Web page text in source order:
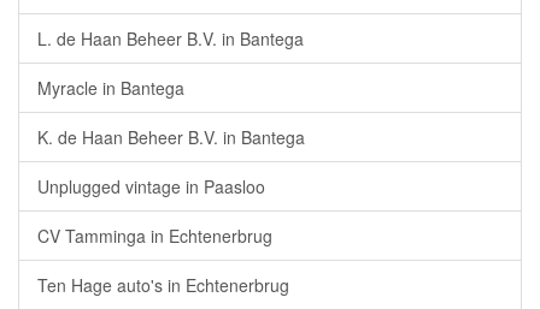
L. de Haan Beheer B.V. in Bantega
Myracle in Bantega
K. de Haan Beheer B.V. in Bantega
Unplugged vintage in Paasloo
CV Tamminga in Echtenerbrug
Ten Hage auto's in Echtenerbrug